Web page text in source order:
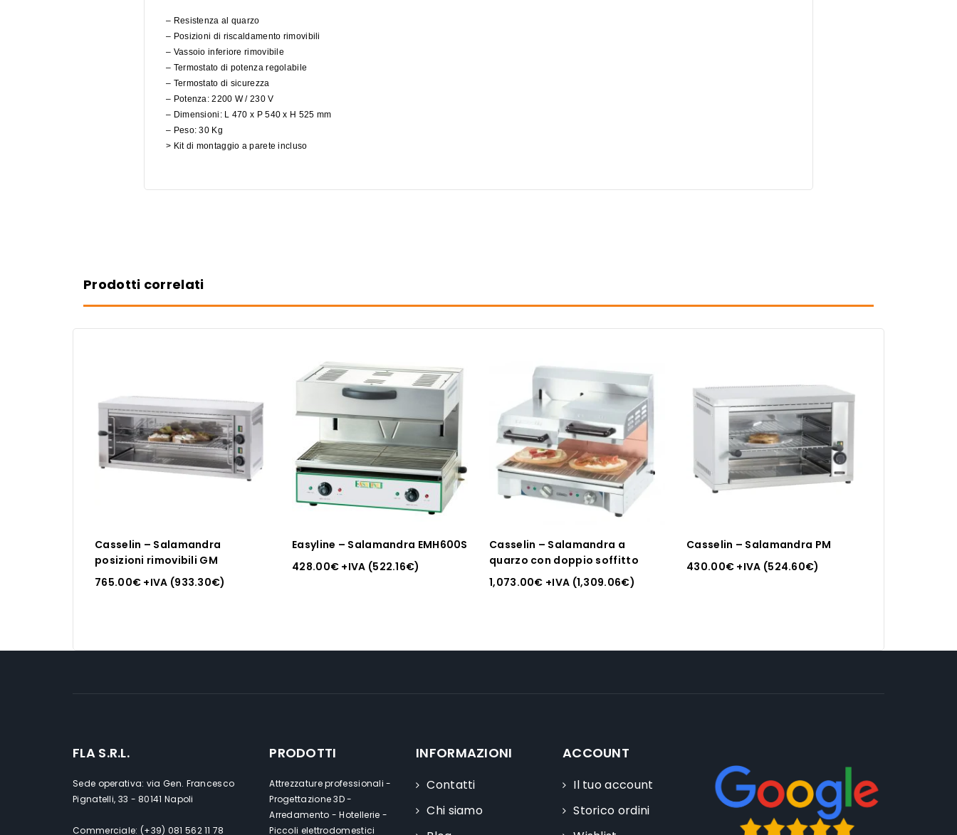
– Resistenza al quarzo
– Posizioni di riscaldamento rimovibili
– Vassoio inferiore rimovibile
– Termostato di potenza regolabile
– Termostato di sicurezza
– Potenza: 2200 W / 230 V
– Dimensioni: L 470 x P 540 x H 525 mm
– Peso: 30 Kg
> Kit di montaggio a parete incluso
Prodotti correlati
Casselin – Salamandra
posizioni rimovibili GM
765.00€ +IVA (933.30€)
Easyline – Salamandra EMH600S
428.00€ +IVA (522.16€)
Casselin – Salamandra a
quarzo con doppio soffitto
1,073.00€ +IVA (1,309.06€)
Casselin – Salamandra PM
430.00€ +IVA (524.60€)
FLA S.R.L.
Sede operativa: via Gen. Francesco
Pignatelli, 33 - 80141 Napoli
Commerciale: (+39) 081 562 11 78
PRODOTTI
Attrezzature professionali -
Progettazione 3D -
Arredamento - Hotellerie -
Piccoli elettrodomestici
INFORMAZIONI
Contatti
Chi siamo
ACCOUNT
Il tuo account
Storico ordini